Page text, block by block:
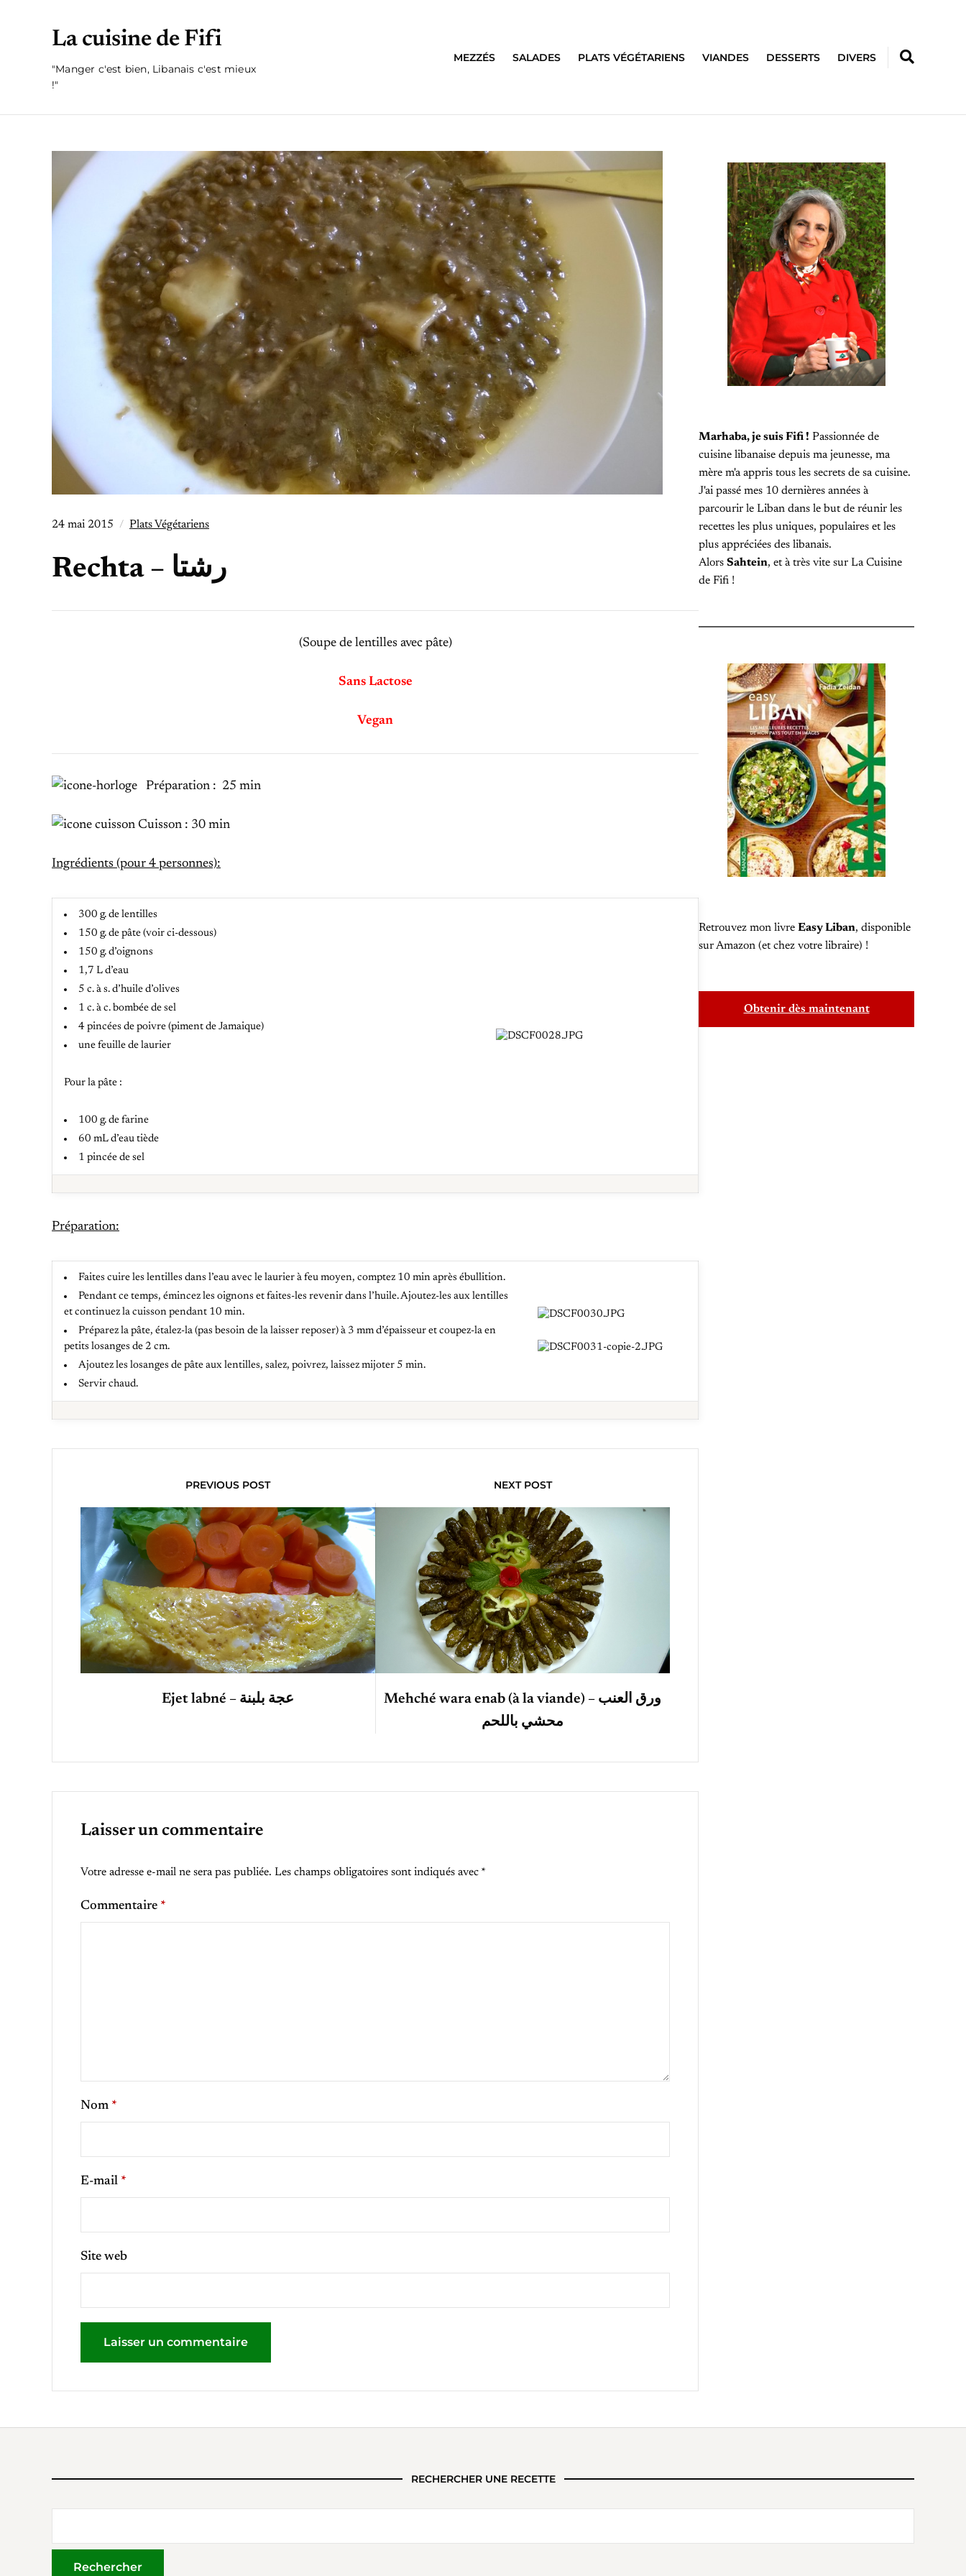
La cuisine de Fifi
"Manger c'est bien, Libanais c'est mieux
!"
MEZZÉS SALADES PLATS VÉGÉTARIENS VIANDES DESSERTS DIVERS
24 mai 2015 Plats Végétariens
Rechta – رشتا
(Soupe de lentilles avec pâte)
Sans Lactose
Vegan
Préparation : 25 min
Cuisson : 30 min
Ingrédients (pour 4 personnes):
300 g. de lentilles
150 g. de pâte (voir ci-dessous)
150 g. d’oignons
1,7 L d’eau
5 c. à s. d’huile d’olives
1 c. à c. bombée de sel
4 pincées de poivre (piment de Jamaique)
une feuille de laurier
Pour la pâte :
100 g. de farine
60 mL d’eau tiède
1 pincée de sel
Préparation:
Faites cuire les lentilles dans l’eau avec le laurier à feu moyen, comptez 10 min après ébullition.
Pendant ce temps, émincez les oignons et faites-les revenir dans l’huile. Ajoutez-les aux lentilles
et continuez la cuisson pendant 10 min.
Préparez la pâte, étalez-la (pas besoin de la laisser reposer) à 3 mm d’épaisseur et coupez-la en
petits losanges de 2 cm.
Ajoutez les losanges de pâte aux lentilles, salez, poivrez, laissez mijoter 5 min.
Servir chaud.
PREVIOUS POST
Ejet labné – عجة بلبنة
NEXT POST
Mehché wara enab (à la viande) – ورق العنب
محشي باللحم
Laisser un commentaire
Votre adresse e-mail ne sera pas publiée. Les champs obligatoires sont indiqués avec *
Commentaire *
Nom *
E-mail *
Site web
Marhaba, je suis Fifi ! Passionnée de
cuisine libanaise depuis ma jeunesse, ma
mère m'a appris tous les secrets de sa cuisine.
J'ai passé mes 10 dernières années à
parcourir le Liban dans le but de réunir les
recettes les plus uniques, populaires et les
plus appréciées des libanais.
Alors Sahtein, et à très vite sur La Cuisine
de Fifi !
Retrouvez mon livre Easy Liban, disponible
sur Amazon (et chez votre libraire) !
Obtenir dès maintenant
RECHERCHER UNE RECETTE